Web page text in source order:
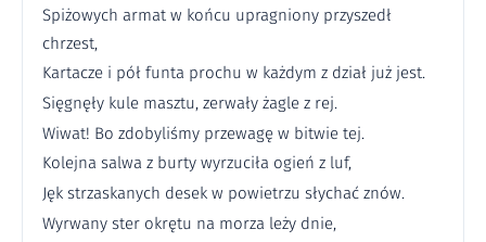
Spiżowych armat w końcu upragniony przyszedł
chrzest,
Kartacze i pół funta prochu w każdym z dział już jest.
Sięgnęły kule masztu, zerwały żagle z rej.
Wiwat! Bo zdobyliśmy przewagę w bitwie tej.
Kolejna salwa z burty wyrzuciła ogień z luf,
Jęk strzaskanych desek w powietrzu słychać znów.
Wyrwany ster okrętu na morza leży dnie,